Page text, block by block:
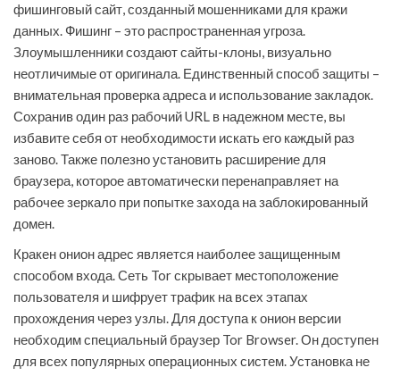
фишинговый сайт, созданный мошенниками для кражи
данных. Фишинг – это распространенная угроза.
Злоумышленники создают сайты-клоны, визуально
неотличимые от оригинала. Единственный способ защиты –
внимательная проверка адреса и использование закладок.
Сохранив один раз рабочий URL в надежном месте, вы
избавите себя от необходимости искать его каждый раз
заново. Также полезно установить расширение для
браузера, которое автоматически перенаправляет на
рабочее зеркало при попытке захода на заблокированный
домен.
Кракен онион адрес является наиболее защищенным
способом входа. Сеть Tor скрывает местоположение
пользователя и шифрует трафик на всех этапах
прохождения через узлы. Для доступа к онион версии
необходим специальный браузер Tor Browser. Он доступен
для всех популярных операционных систем. Установка не